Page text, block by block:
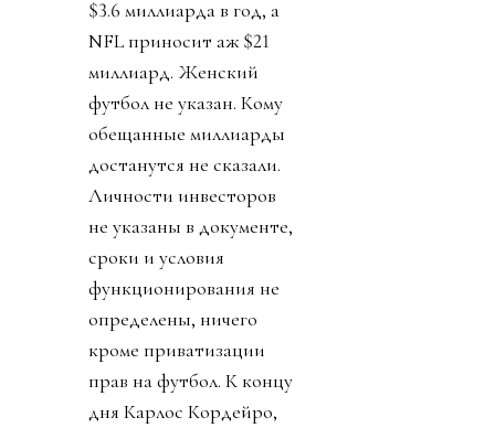
День 4. Журналисты
изучили 25-страничный
план. Вскрылось, что за
синдикатом, который
сколачивал Кушнер
стоял JPMorgan.
Крупнейший банк США
решил добавить футбол
к своему портфолио,
увеличить количество
международных
соревнований в два с
лишним раза (с 200 до